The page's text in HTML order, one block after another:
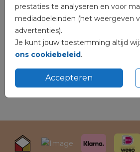
prestaties te analyseren en voor
mediadoeleinden (het weergeven
advertenties).
Je kunt jouw toestemming altijd
ons cookiebeleid.
Accepteren